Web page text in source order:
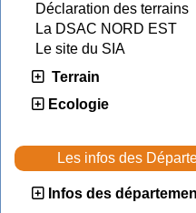
Déclaration des terrains
La DSAC NORD EST
Le site du SIA
Terrain
Ecologie
Les infos des
Infos des